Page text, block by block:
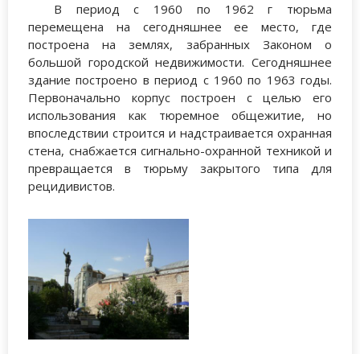
В период с 1960 по 1962 г тюрьма
перемещена на сегодняшнее ее место, где
построена на землях, забранных Законом о
большой городской недвижимости. Сегодняшнее
здание построено в период с 1960 по 1963 годы.
Первоначально корпус построен с целью его
использования как тюремное общежитие, но
впоследствии строится и надстраивается охранная
стена, снабжается сигнально-охранной техникой и
превращается в тюрьму закрытого типа для
рецидивистов.